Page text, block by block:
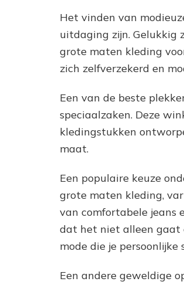
Het vinden van
uitdaging zijn. Gelukkig
grote maten kleding
zich zelfverzekerd en
Een van de beste
speciaalzaken. Deze
kledingstukken
maat.
Een populaire keuze
grote maten kleding,
van comfortabele jeans
dat het niet alleen gaat
mode die je
Een andere geweldige